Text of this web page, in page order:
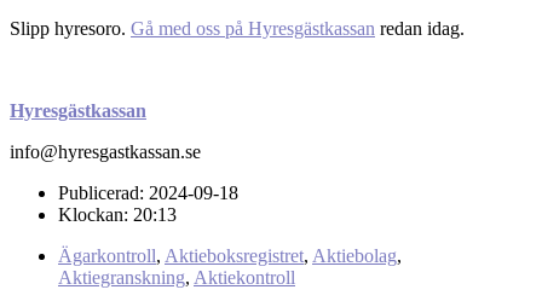
Slipp hyresoro. Gå med oss på Hyresgästkassan redan idag.
Hyresgästkassan
info@hyresgastkassan.se
Publicerad: 2024-09-18
Klockan: 20:13
Ägarkontroll, Aktieboksregistret, Aktiebolag,
Aktiegranskning, Aktiekontroll